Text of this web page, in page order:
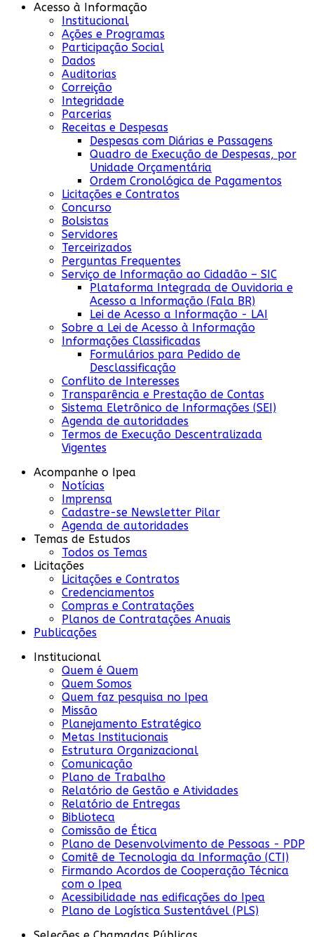
Acesso à Informação
Institucional
Ações e Programas
Participação Social
Dados
Auditorias
Correição
Integridade
Parcerias
Receitas e Despesas
Despesas com Diárias e Passagens
Quadro de Execução de Despesas, por
Unidade Orçamentária
Ordem Cronológica de Pagamentos
Licitações e Contratos
Concurso
Bolsistas
Servidores
Terceirizados
Perguntas Frequentes
Serviço de Informação ao Cidadão – SIC
Plataforma Integrada de Ouvidoria e
Acesso a Informação (Fala BR)
Lei de Acesso a Informação - LAI
Sobre a Lei de Acesso à Informação
Informações Classificadas
Formulários para Pedido de
Desclassificação
Conflito de Interesses
Transparência e Prestação de Contas
Sistema Eletrônico de Informações (SEI)
Agenda de autoridades
Termos de Execução Descentralizada
Vigentes
Acompanhe o Ipea
Notícias
Imprensa
Cadastre-se Newsletter Pilar
Agenda de autoridades
Temas de Estudos
Todos os Temas
Licitações
Licitações e Contratos
Credenciamentos
Compras e Contratações
Planos de Contratações Anuais
Publicações
Institucional
Quem é Quem
Quem Somos
Quem faz pesquisa no Ipea
Missão
Planejamento Estratégico
Metas Institucionais
Estrutura Organizacional
Comunicação
Plano de Trabalho
Relatório de Gestão e Atividades
Relatório de Entregas
Biblioteca
Comissão de Ética
Plano de Desenvolvimento de Pessoas - PDP
Comitê de Tecnologia da Informação (CTI)
Firmando Acordos de Cooperação Técnica
com o Ipea
Acessibilidade nas edificações do Ipea
Plano de Logística Sustentável (PLS)